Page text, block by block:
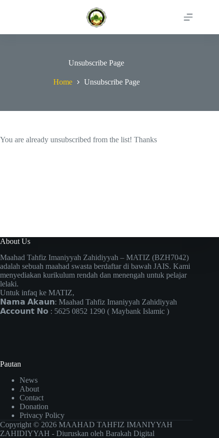
Unsubscribe Page
Home Unsubscribe Page
You are already unsubscribed from the list! Thanks
About Us
Maahad Tahfiz Imaniyyah Zahidiyyah – MATIZ (BZH7042)
adalah sebuah maahad swasta berdaftar di bawah JAIS. Kami
menyediakan kurikulum rendah dan menengah untuk pelajar
lelaki.
Untuk infaq ke MATIZ,
𝗡𝗮𝗺𝗮 𝗔𝗸𝗮𝘂𝗻: Maahad Tahfiz Imaniyyah Zahidiyyah
𝗔𝗰𝗰𝗼𝘂𝗻𝘁 𝗡𝗼 : 5625 0852 1290 ( Maybank Islamic )
Pautan
News
About
Contact
Donation
Privacy Policy
Copyright © 2026 MAAHAD TAHFIZ IMANIYYAH
ZAHIDIYYAH - Diuruskan oleh Barakah Digital